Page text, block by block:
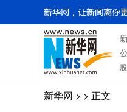
新华网 > > 正文